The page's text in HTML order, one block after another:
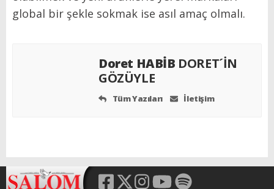
global bir şekle sokmak ise asıl amaç olmalı.
Doret HABİB DORET´İN
GÖZÜYLE
Tüm Yazıları İletişim